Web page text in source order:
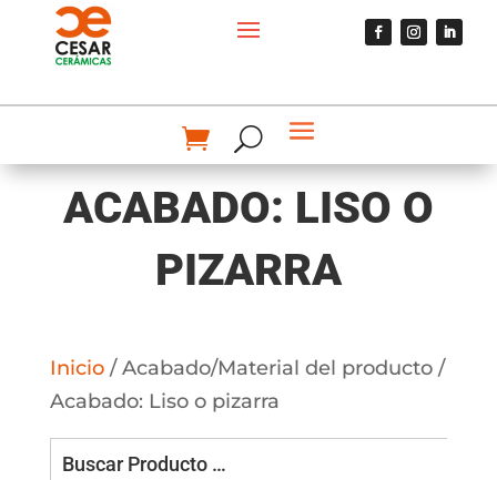
ACABADO: LISO O
PIZARRA
Inicio/ Acabado/Material del producto /
Acabado: Liso o pizarra
Buscar Producto …